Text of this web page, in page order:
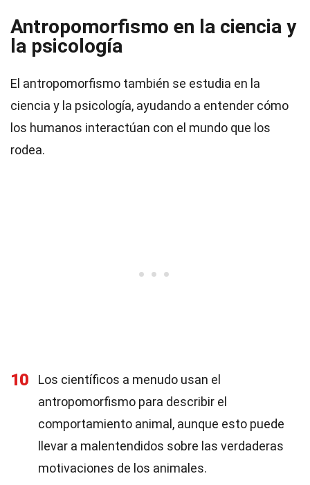
Antropomorfismo en la ciencia y
la psicología
El antropomorfismo también se estudia en la
ciencia y la psicología, ayudando a entender cómo
los humanos interactúan con el mundo que los
rodea.
10
Los científicos a menudo usan el
antropomorfismo para describir el
comportamiento animal, aunque esto puede
llevar a malentendidos sobre las verdaderas
motivaciones de los animales.